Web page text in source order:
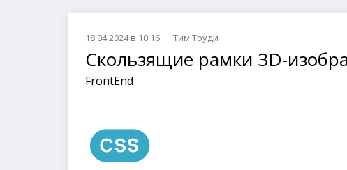
18.04.2024 в 10:16 Тим Тоуди
Скользящие рамки 3D-
FrontEnd